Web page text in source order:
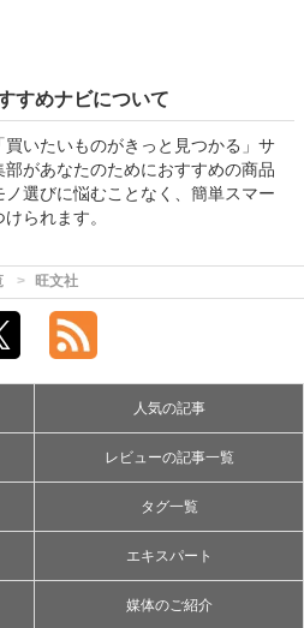
すめナビについて
いたいものがきっと見つかる」サ
があなたのためにおすすめの商品
選びに悩むことなく、簡単スマー
られます。
旺文社
人気の記事
レビューの記事一覧
タグ一覧
エキスパート
媒体のご紹介